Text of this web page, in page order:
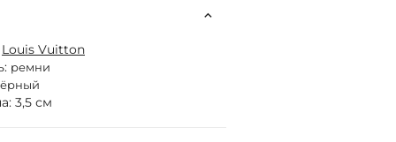
Louis Vuitton
ремни
3,5 см